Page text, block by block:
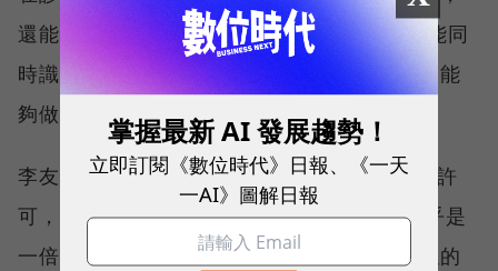
還能提高診斷準確率和一致性。另外，AI 也能同
時識別發育不良和先天性畸形等異常，讓醫師能
夠做出早期診斷。
李友錚提到，「此系統在2021年就取得TFDA許
可，卻一直到2023才取得FDA許可，多了幾乎是
一倍的時間。這是因為在我們之前並沒有類似的
掌握最新 AI 發展趨勢！
立即訂閱《數位時代》日報、《一天
一AI》圖解日報